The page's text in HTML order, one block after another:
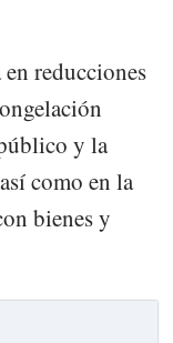
reducciones
y la
como en la
bienes y